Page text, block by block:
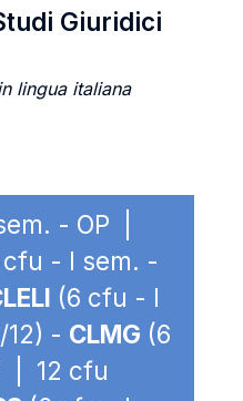
Giuridici
lingua italiana
- OP |
cfu - I sem. -
(6 cfu - I
- CLMG (6
| 12 cfu